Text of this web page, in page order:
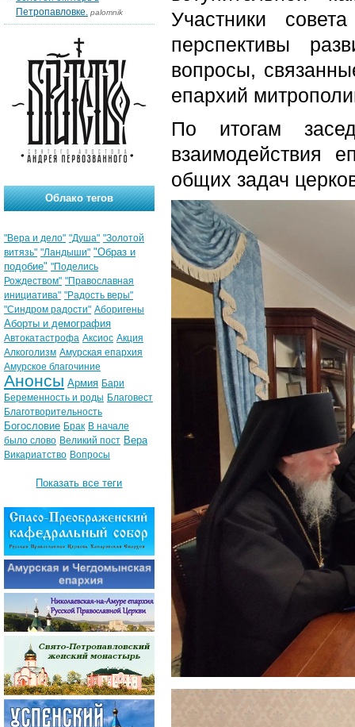
Участники
перспективы
вопросы,
епархий
По итогам
взаимодействия
общих задач
Петропавловке. palomnik
Облако тегов
"Вера и дело" "Душа" "Золотой
витязь" "Ландыши" "Образ и
подобие" "Поделись
Рождеством" "Православная
инициатива" "Радость веры"
"Синдром радости" Аборигены
Аборты и демография
Автокатастрофа Аксиос Акция
Алкоголизм Амурская епархия
Амурское благочиние
Анонсы Армия Бари
Беременность и роды Благовест
Благотворительность
Богословие Брак В начале
было слово Великий пост Вера
Викариатство Вопросы
Показать все теги